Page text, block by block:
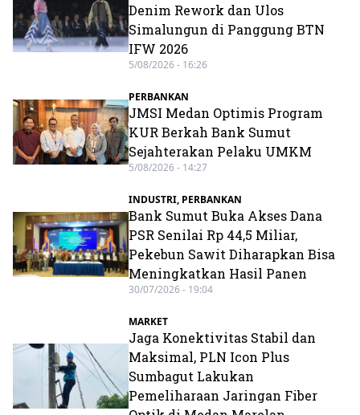
Denim Rework dan Ulos
Simalungun di Panggung BTN
IFW 2026
5/08/2026 - 16:26
PERBANKAN
JMSI Medan Optimis Program
KUR Berkah Bank Sumut
Sejahterakan Pelaku UMKM
5/08/2026 - 14:27
INDUSTRI, PERBANKAN
Bank Sumut Buka Akses Dana
PSR Senilai Rp 44,5 Miliar,
Pekebun Sawit Diharapkan Bisa
Meningkatkan Hasil Panen
30/07/2026 - 19:04
MARKET
Jaga Konektivitas Stabil dan
Maksimal, PLN Icon Plus
Sumbagut Lakukan
Pemeliharaan Jaringan Fiber